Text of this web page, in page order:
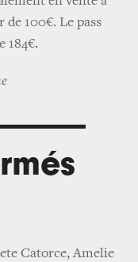
de 100€. Le pass
184€.
Catorce, Amelie